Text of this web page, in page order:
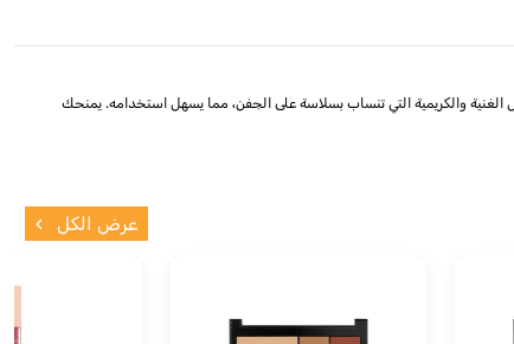
يور جيم" رقم 248 من باستيل حلاقةً لعشاق المكياج. يتميز بتركيبة الجيل الغنية والكريمية التي تنساب بسلاسة على الجفن، مما يسهل استخدامه. يمنحك
عرض الكل